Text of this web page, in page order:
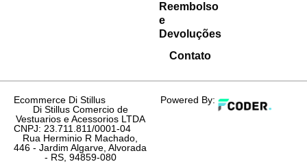
Reembolso
e
Devoluções
Contato
Ecommerce Di Stillus
Di Stillus Comercio de
Vestuarios e Acessorios LTDA
CNPJ: 23.711.811/0001-04
Rua Herminio R Machado,
446 - Jardim Algarve, Alvorada
- RS, 94859-080
Powered By: